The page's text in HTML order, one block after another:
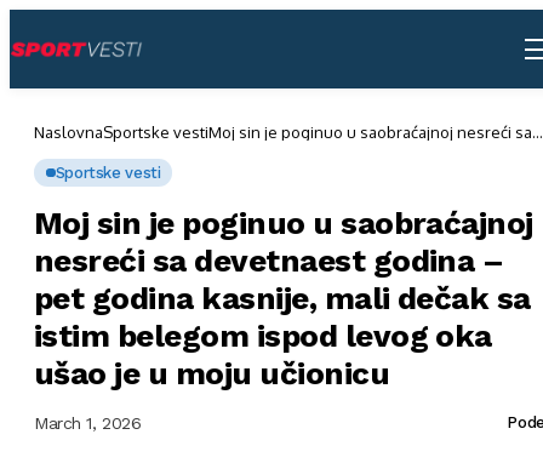
NaslovnaSportske vestiMoj sin je poginuo u saobraćajnoj nesreći sa
Sportske vesti
Moj sin je poginuo u saobraćajnoj
nesreći sa devetnaest godina –
pet godina kasnije, mali dečak sa
istim belegom ispod levog oka
ušao je u moju učionicu
March 1, 2026